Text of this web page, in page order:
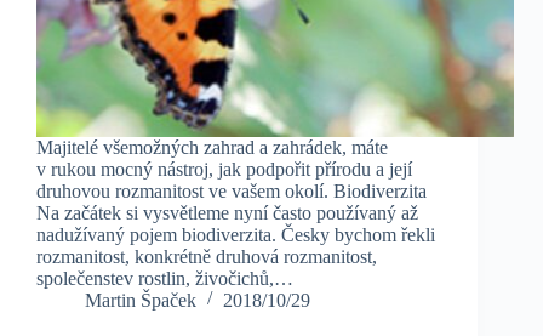
Majitelé všemožných zahrad a zahrádek, máte
v rukou mocný nástroj, jak podpořit přírodu a její
druhovou rozmanitost ve vašem okolí. Biodiverzita
Na začátek si vysvětleme nyní často používaný až
nadužívaný pojem biodiverzita. Česky bychom řekli
rozmanitost, konkrétně druhová rozmanitost,
společenstev rostlin, živočichů,…
Martin Špaček
2018/10/29